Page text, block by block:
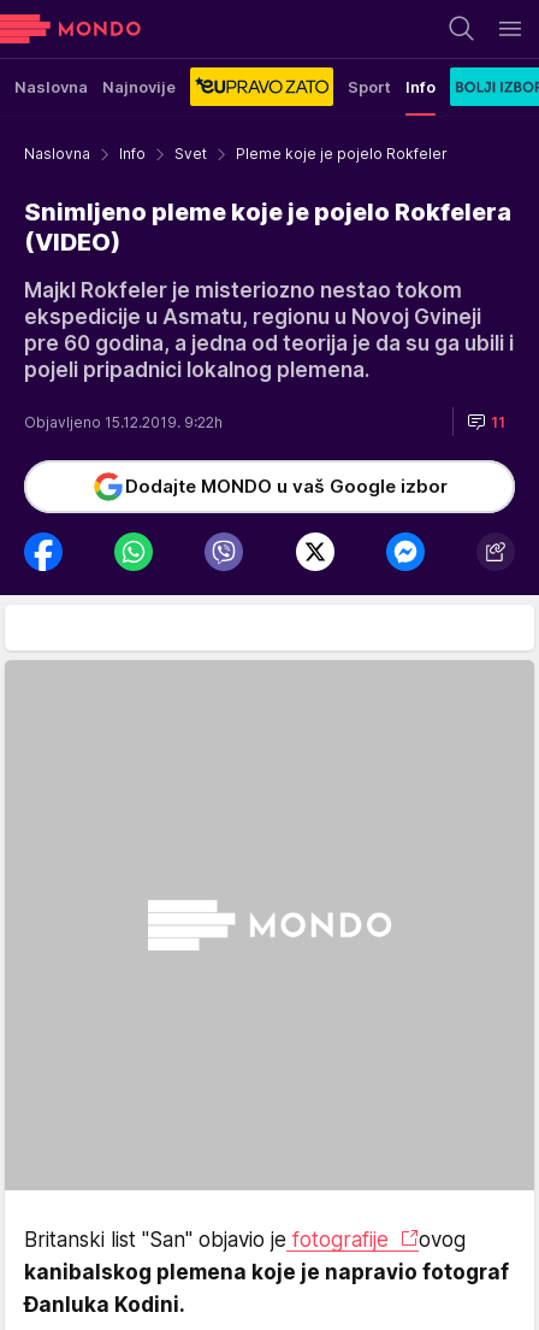
Naslovna Najnovije Sport Info
Naslovna Info Svet Pleme koje je pojelo Rokfeler
Snimljeno pleme koje je pojelo Rokfelera
(VIDEO)
Majkl Rokfeler je misteriozno nestao tokom
ekspedicije u Asmatu, regionu u Novoj Gvineji
pre 60 godina, a jedna od teorija je da su ga ubili i
pojeli pripadnici lokalnog plemena.
Objavljeno 15.12.2019. 9:22h 11
Dodajte MONDO u vaš Google izbor
Britanski list "San" objavio je fotografije
ovog
kanibalskog plemena koje je napravio fotograf
Ðanluka Kodini.